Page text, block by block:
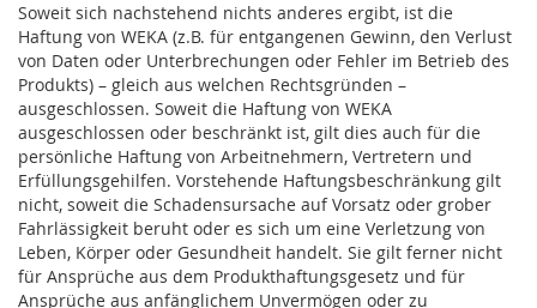
Soweit sich nachstehend nichts anderes ergibt, ist die
Haftung von WEKA (z.B. für entgangenen Gewinn, den Verlust
von Daten oder Unterbrechungen oder Fehler im Betrieb des
Produkts) – gleich aus welchen Rechtsgründen –
ausgeschlossen. Soweit die Haftung von WEKA
ausgeschlossen oder beschränkt ist, gilt dies auch für die
persönliche Haftung von Arbeitnehmern, Vertretern und
Erfüllungsgehilfen. Vorstehende Haftungsbeschränkung gilt
nicht, soweit die Schadensursache auf Vorsatz oder grober
Fahrlässigkeit beruht oder es sich um eine Verletzung von
Leben, Körper oder Gesundheit handelt. Sie gilt ferner nicht
für Ansprüche aus dem Produkthaftungsgesetz und für
Ansprüche aus anfänglichem Unvermögen oder zu